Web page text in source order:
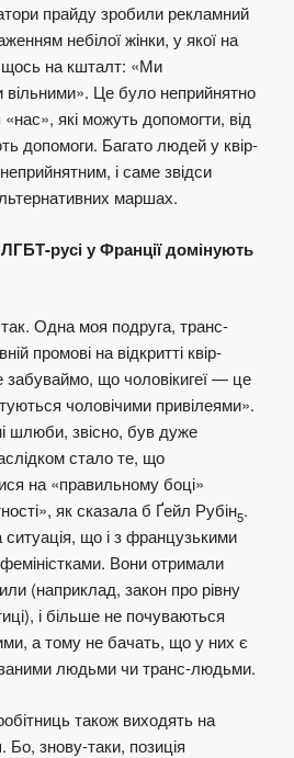
прайду зробили рекламний
небілої жінки, у якої на
щось на кшталт: «Ми
Це було неприйнятно
які можуть допомогти, від
допомоги. Багато людей у квір-
і саме звідси
маршах.
русі у Франції домінують
Одна моя подруга, транс-
промові на відкритті квір-
що чоловікигеї — це
чоловічими привілеями».
шлюби, звісно, був дуже
стало те, що
на «правильному боці»
як сказала б Ґейл Рубін5.
що і з французькими
феміністками. Вони отримали
(наприклад, закон про рівну
і більше не почуваються
а тому не бачать, що у них є
людьми чи транс-людьми.
робітниць також виходять на
знову-таки, позиція